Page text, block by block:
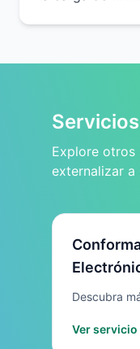
Explore otros
externalizar a
Descubra
Ver servicio